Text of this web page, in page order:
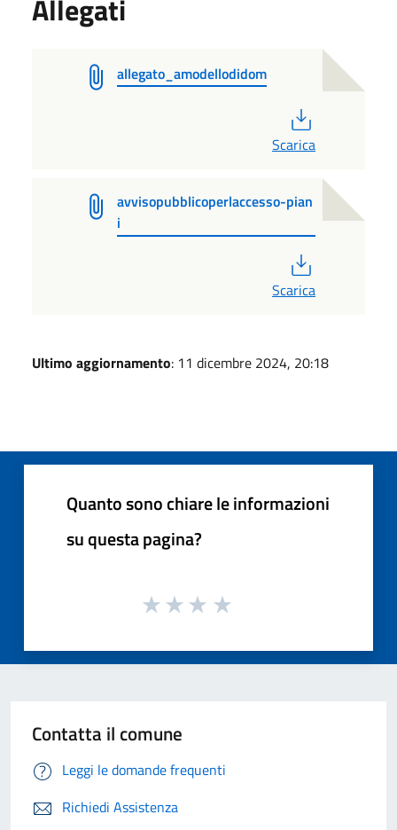
Allegati
allegato_amodellodidom
Scarica
avvisopubblicoperlaccesso-pian
i
Scarica
Ultimo aggiornamento: 11 dicembre 2024, 20:18
Quanto sono chiare le informazioni
su questa pagina?
Contatta il comune
Leggi le domande frequenti
Richiedi Assistenza